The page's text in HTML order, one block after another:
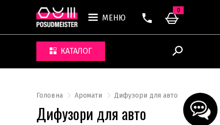
МЕНЮ
КАТАЛОГ
0
Головна Аромати Дифузори для авто
Дифузори для авто